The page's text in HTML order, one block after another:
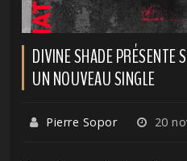
DIVINE SHADE PRÉSENTE
UN NOUVEAU SINGLE
Pierre Sopor 20